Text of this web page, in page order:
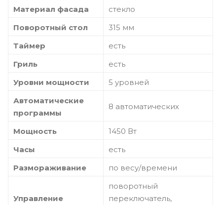
Материал фасада
стекло
Поворотный стол
315 мм
Таймер
есть
Гриль
есть
Уровни мощности
5 уровней
Автоматические
программы
8 автоматических
Мощность
1450 Вт
Часы
есть
Размораживание
по весу/времени
Управление
поворотный
переключатель,